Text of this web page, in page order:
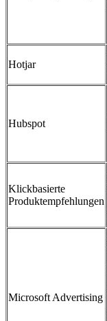
Hotjar
Hubspot
Klickbasierte
Produktempfehlungen
Microsoft Advertising